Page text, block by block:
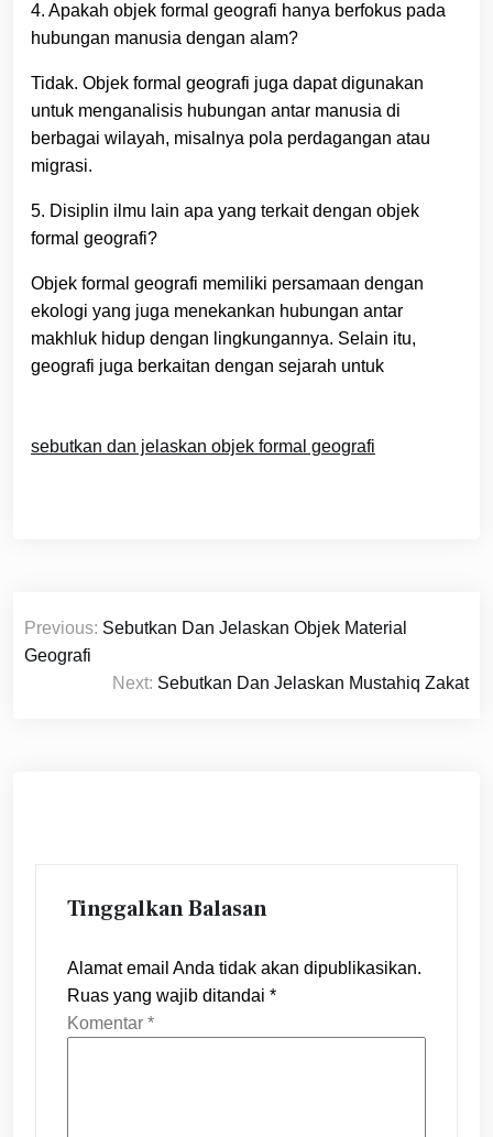
4. Apakah objek formal geografi hanya berfokus pada
hubungan manusia dengan alam?
Tidak. Objek formal geografi juga dapat digunakan
untuk menganalisis hubungan antar manusia di
berbagai wilayah, misalnya pola perdagangan atau
migrasi.
5. Disiplin ilmu lain apa yang terkait dengan objek
formal geografi?
Objek formal geografi memiliki persamaan dengan
ekologi yang juga menekankan hubungan antar
makhluk hidup dengan lingkungannya. Selain itu,
geografi juga berkaitan dengan sejarah untuk
sebutkan dan jelaskan objek formal geografi
Navigasi
pos
Previous: Sebutkan Dan Jelaskan Objek Material
Geografi
Next: Sebutkan Dan Jelaskan Mustahiq Zakat
Tinggalkan Balasan
Alamat email Anda tidak akan dipublikasikan.
Ruas yang wajib ditandai *
Komentar *